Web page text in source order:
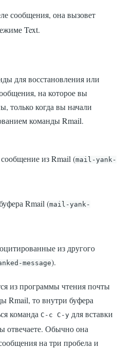
сообщения, она вызовет
Text.
для восстановления или
на которое вы
только когда вы начали
команды Rmail.
из Rmail (mail-yank-
Rmail (mail-yank-
из другого
message).
из программы чтения почты
Rmail, то внутри буфера
команда C-c C-y для вставки
отвечаете. Обычно она
на три пробела и